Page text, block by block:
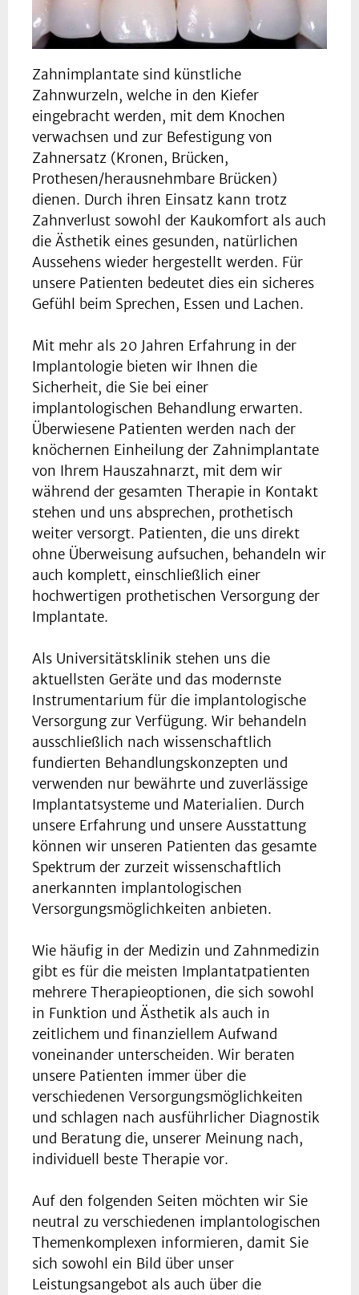
Zahnimplantate sind künstliche
Zahnwurzeln, welche in den Kiefer
eingebracht werden, mit dem Knochen
verwachsen und zur Befestigung von
Zahnersatz (Kronen, Brücken,
Prothesen/herausnehmbare Brücken)
dienen. Durch ihren Einsatz kann trotz
Zahnverlust sowohl der Kaukomfort als auch
die Ästhetik eines gesunden, natürlichen
Aussehens wieder hergestellt werden. Für
unsere Patienten bedeutet dies ein sicheres
Gefühl beim Sprechen, Essen und Lachen.
Mit mehr als 20 Jahren Erfahrung in der
Implantologie bieten wir Ihnen die
Sicherheit, die Sie bei einer
implantologischen Behandlung erwarten.
Überwiesene Patienten werden nach der
knöchernen Einheilung der Zahnimplantate
von Ihrem Hauszahnarzt, mit dem wir
während der gesamten Therapie in Kontakt
stehen und uns absprechen, prothetisch
weiter versorgt. Patienten, die uns direkt
ohne Überweisung aufsuchen, behandeln wir
auch komplett, einschließlich einer
hochwertigen prothetischen Versorgung der
Implantate.
Als Universitätsklinik stehen uns die
aktuellsten Geräte und das modernste
Instrumentarium für die implantologische
Versorgung zur Verfügung. Wir behandeln
ausschließlich nach wissenschaftlich
fundierten Behandlungskonzepten und
verwenden nur bewährte und zuverlässige
Implantatsysteme und Materialien. Durch
unsere Erfahrung und unsere Ausstattung
können wir unseren Patienten das gesamte
Spektrum der zurzeit wissenschaftlich
anerkannten implantologischen
Versorgungsmöglichkeiten anbieten.
Wie häufig in der Medizin und Zahnmedizin
gibt es für die meisten Implantatpatienten
mehrere Therapieoptionen, die sich sowohl
in Funktion und Ästhetik als auch in
zeitlichem und finanziellem Aufwand
voneinander unterscheiden. Wir beraten
unsere Patienten immer über die
verschiedenen Versorgungsmöglichkeiten
und schlagen nach ausführlicher Diagnostik
und Beratung die, unserer Meinung nach,
individuell beste Therapie vor.
Auf den folgenden Seiten möchten wir Sie
neutral zu verschiedenen implantologischen
Themenkomplexen informieren, damit Sie
sich sowohl ein Bild über unser
Leistungsangebot als auch über die